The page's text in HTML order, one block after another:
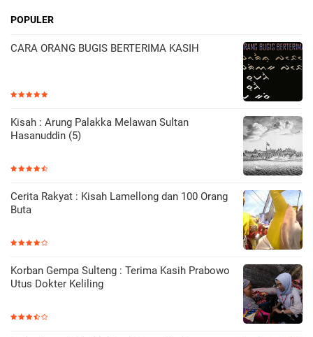
POPULER
CARA ORANG BUGIS BERTERIMA KASIH
Kisah : Arung Palakka Melawan Sultan
Hasanuddin (5)
Cerita Rakyat : Kisah Lamellong dan 100 Orang
Buta
Korban Gempa Sulteng : Terima Kasih Prabowo
Utus Dokter Keliling